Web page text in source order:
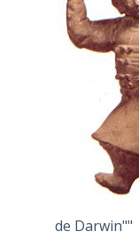
de Darwin""